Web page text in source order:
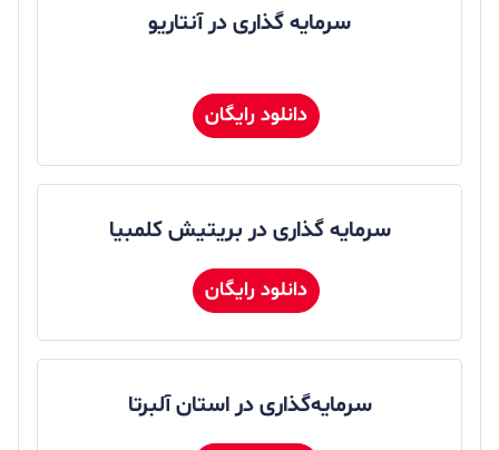
سرمایه گذاری در آنتاریو
دانلود رایگان
سرمایه گذاری در بریتیش کلمبیا
دانلود رایگان
سرمایه‌گذاری در استان آلبرتا